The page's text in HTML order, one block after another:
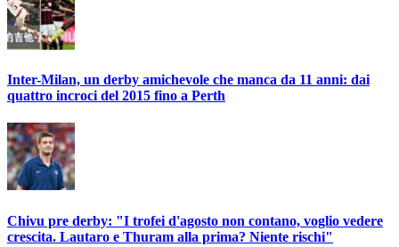
Inter-Milan, un derby amichevole che manca da 11 anni: dai
quattro incroci del 2015 fino a Perth
Chivu pre derby: "I trofei d'agosto non contano, voglio vedere
crescita. Lautaro e Thuram alla prima? Niente rischi"